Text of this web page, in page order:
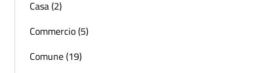
Casa (2)
Commercio (5)
Comune (19)